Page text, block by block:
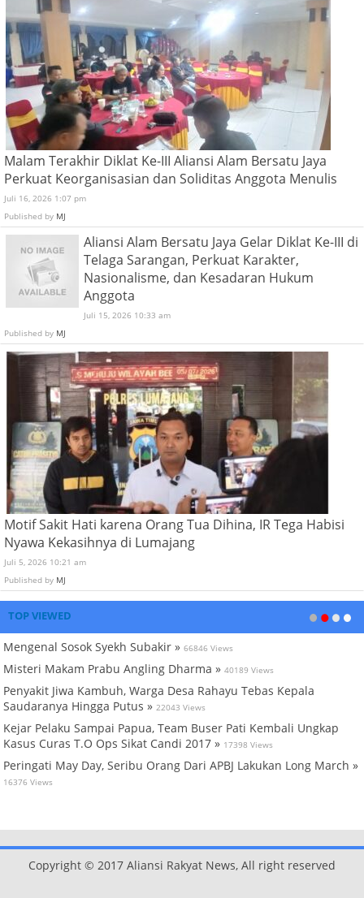
Malam Terakhir Diklat Ke-III Aliansi Alam Bersatu Jaya
Perkuat Keorganisasian dan Soliditas Anggota Menulis
Juli 16, 2026 1:07 pm
Published by MJ
Aliansi Alam Bersatu Jaya Gelar Diklat Ke-III di
Telaga Sarangan, Perkuat Karakter,
Nasionalisme, dan Kesadaran Hukum
Anggota
Juli 15, 2026 10:33 am
Published by MJ
Motif Sakit Hati karena Orang Tua Dihina, IR Tega Habisi
Nyawa Kekasihnya di Lumajang
Juli 5, 2026 10:21 am
Published by MJ
TOP VIEWED
Mengenal Sosok Syekh Subakir » 66846 Views
Misteri Makam Prabu Angling Dharma » 40189 Views
Penyakit Jiwa Kambuh, Warga Desa Rahayu Tebas Kepala
Saudaranya Hingga Putus » 22043 Views
Kejar Pelaku Sampai Papua, Team Buser Pati Kembali Ungkap
Kasus Curas T.O Ops Sikat Candi 2017 » 17398 Views
Peringati May Day, Seribu Orang Dari APBJ Lakukan Long March »
16376 Views
Copyright © 2017 Aliansi Rakyat News, All right reserved